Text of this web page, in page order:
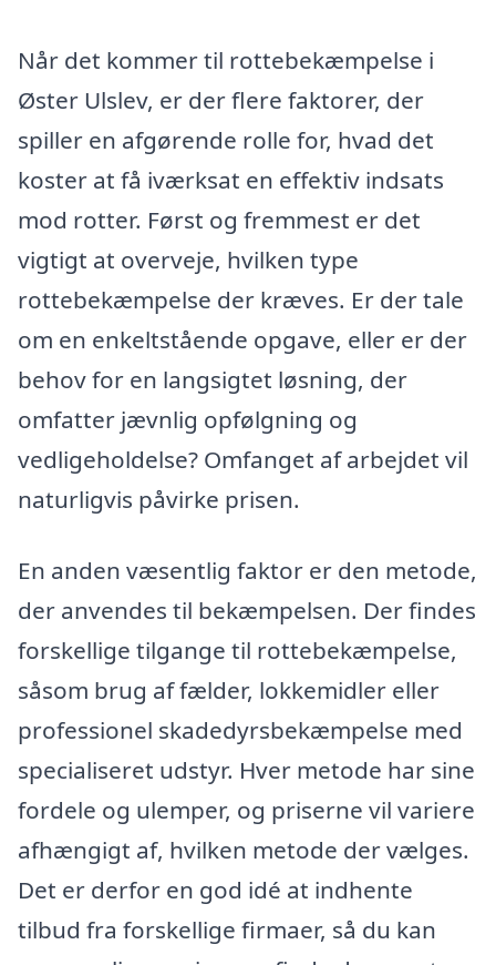
Når det kommer til rottebekæmpelse i
Øster Ulslev, er der flere faktorer, der
spiller en afgørende rolle for, hvad det
koster at få iværksat en effektiv indsats
mod rotter. Først og fremmest er det
vigtigt at overveje, hvilken type
rottebekæmpelse der kræves. Er der tale
om en enkeltstående opgave, eller er der
behov for en langsigtet løsning, der
omfatter jævnlig opfølgning og
vedligeholdelse? Omfanget af arbejdet vil
naturligvis påvirke prisen.
En anden væsentlig faktor er den metode,
der anvendes til bekæmpelsen. Der findes
forskellige tilgange til rottebekæmpelse,
såsom brug af fælder, lokkemidler eller
professionel skadedyrsbekæmpelse med
specialiseret udstyr. Hver metode har sine
fordele og ulemper, og priserne vil variere
afhængigt af, hvilken metode der vælges.
Det er derfor en god idé at indhente
tilbud fra forskellige firmaer, så du kan